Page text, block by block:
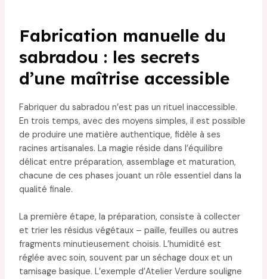
Fabrication manuelle du
sabradou : les secrets
d’une maîtrise accessible
Fabriquer du sabradou n’est pas un rituel inaccessible.
En trois temps, avec des moyens simples, il est possible
de produire une matière authentique, fidèle à ses
racines artisanales. La magie réside dans l’équilibre
délicat entre préparation, assemblage et maturation,
chacune de ces phases jouant un rôle essentiel dans la
qualité finale.
La première étape, la préparation, consiste à collecter
et trier les résidus végétaux – paille, feuilles ou autres
fragments minutieusement choisis. L’humidité est
réglée avec soin, souvent par un séchage doux et un
tamisage basique. L’exemple d’Atelier Verdure souligne